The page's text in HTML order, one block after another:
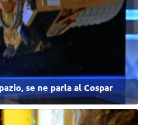
se ne parla al Cospar